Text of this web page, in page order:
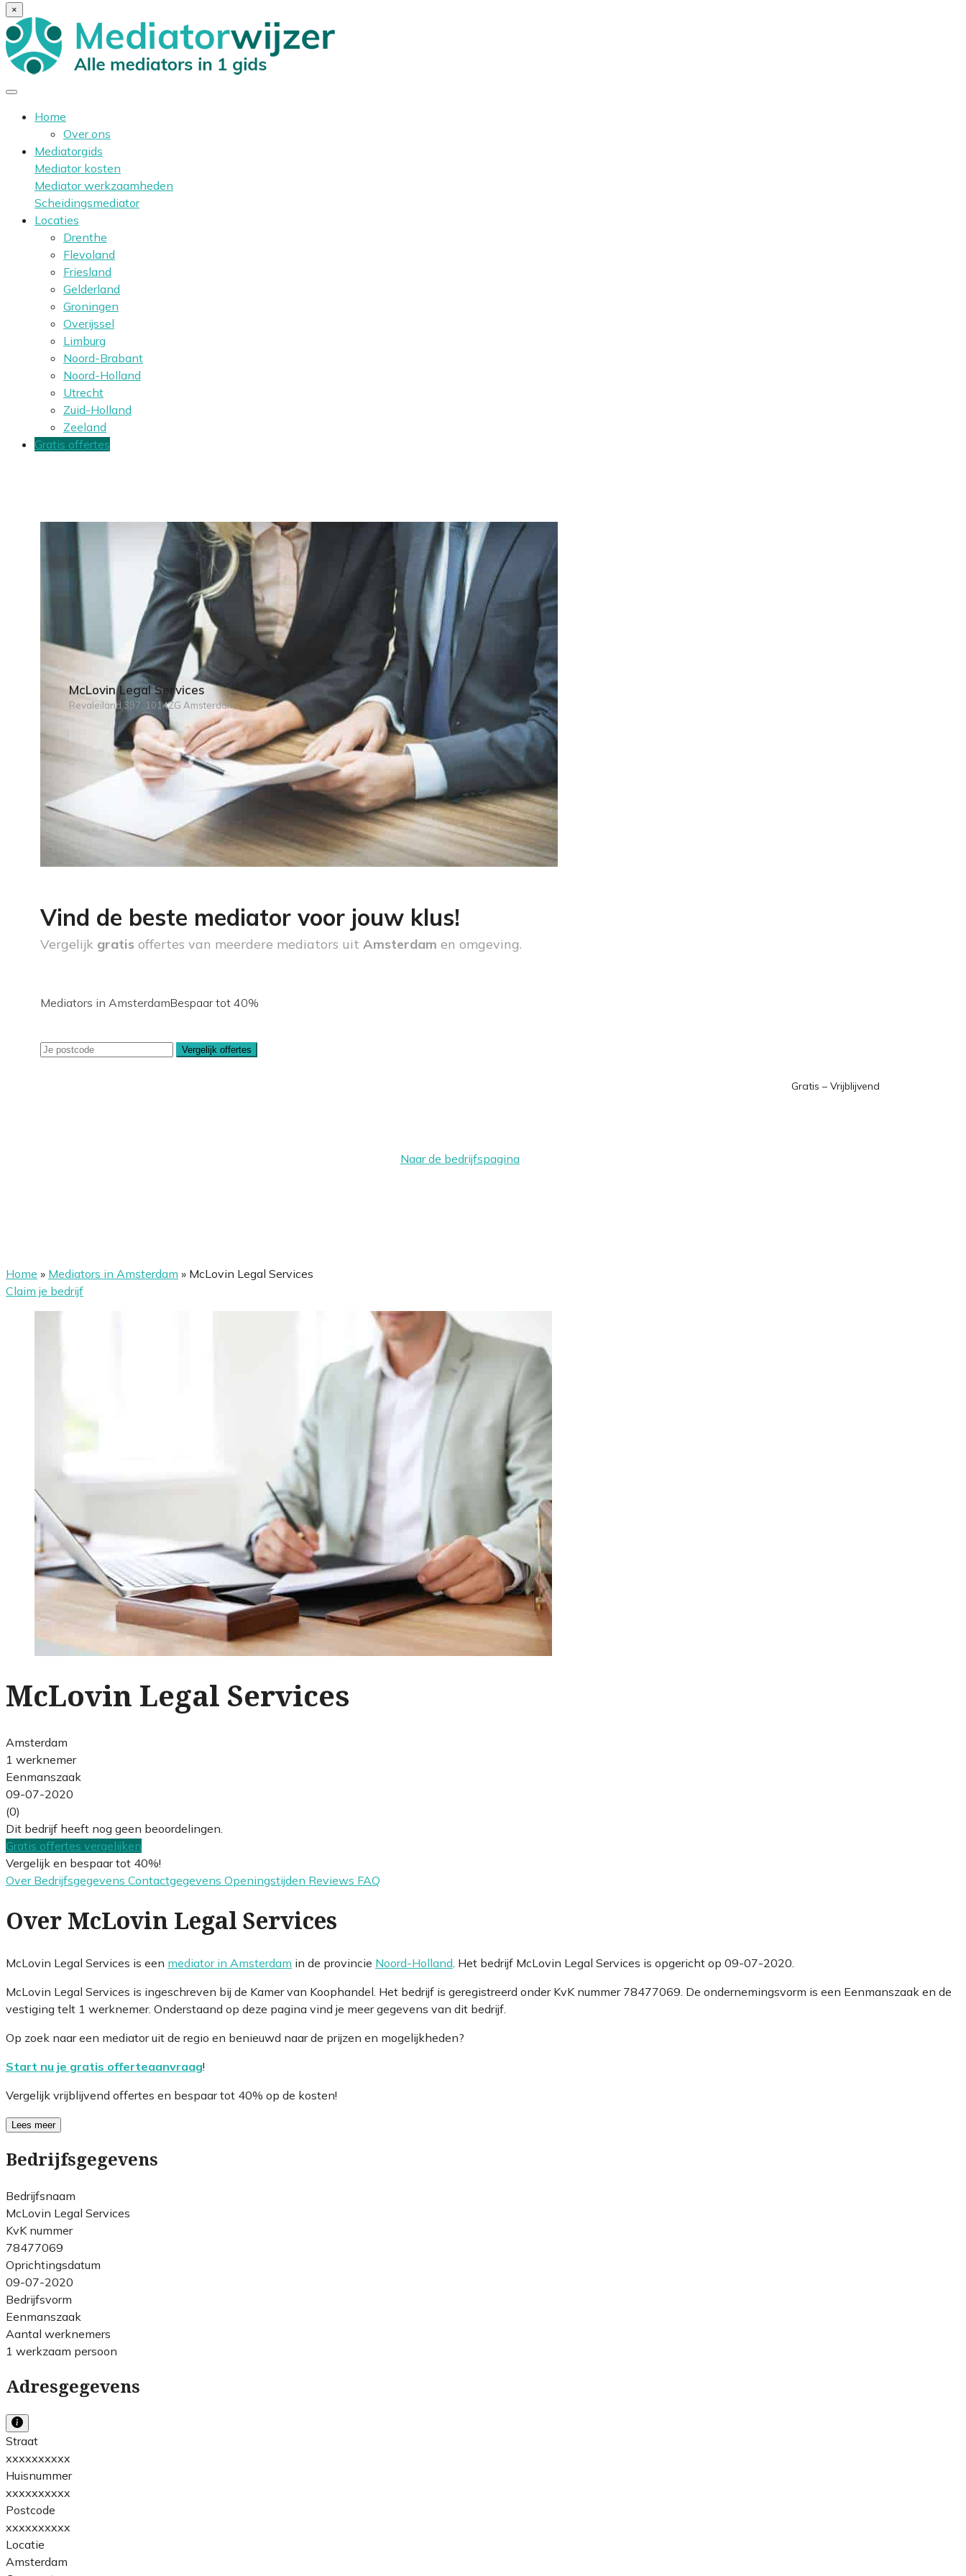
×
Home
Over ons
Mediatorgids
Mediator kosten
Mediator werkzaamheden
Scheidingsmediator
Locaties
Drenthe
Flevoland
Friesland
Gelderland
Groningen
Overijssel
Limburg
Noord-Brabant
Noord-Holland
Utrecht
Zuid-Holland
Zeeland
Gratis offertes
McLovin Legal Services
Revaleiland 397, 1014ZG Amsterdam
Vind de beste mediator voor jouw klus!
Vergelijk gratis offertes van meerdere mediators uit Amsterdam en omgeving.
Mediators in AmsterdamBespaar tot 40%
Vergelijk offertes
Gratis – Vrijblijvend
Naar de bedrijfspagina
Home » Mediators in Amsterdam » McLovin Legal Services
Claim je bedrijf
McLovin Legal Services
Amsterdam
1 werknemer
Eenmanszaak
09-07-2020
(0)
Dit bedrijf heeft nog geen beoordelingen.
Gratis offertes vergelijken
Vergelijk en bespaar tot 40%!
Over Bedrijfsgegevens Contactgegevens Openingstijden Reviews FAQ
Over McLovin Legal Services
McLovin Legal Services is een mediator in Amsterdam in de provincie Noord-Holland . Het bedrijf McLovin Legal Services is opgericht op 09-07-2020.
McLovin Legal Services is ingeschreven bij de Kamer van Koophandel. Het bedrijf is geregistreerd onder KvK nummer 78477069. De ondernemingsvorm is een Eenmanszaak en de
vestiging telt 1 werknemer. Onderstaand op deze pagina vind je meer gegevens van dit bedrijf.
Op zoek naar een mediator uit de regio en benieuwd naar de prijzen en mogelijkheden?
Start nu je gratis offerteaanvraag!
Vergelijk vrijblijvend offertes en bespaar tot 40% op de kosten!
Lees meer
Bedrijfsgegevens
Bedrijfsnaam
McLovin Legal Services
KvK nummer
78477069
Oprichtingsdatum
09-07-2020
Bedrijfsvorm
Eenmanszaak
Aantal werknemers
1 werkzaam persoon
Adresgegevens
Straat
xxxxxxxxxx
Huisnummer
xxxxxxxxxx
Postcode
xxxxxxxxxx
Locatie
Amsterdam